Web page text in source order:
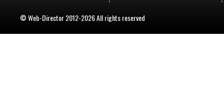
© Web-Director 2012-2026 All rights reserved